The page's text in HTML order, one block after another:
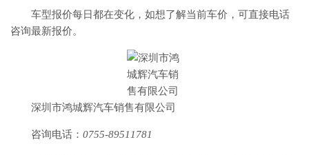
车型报价每日都在变化，如想了解当前车价，可直接电话
咨询最新报价。
深圳市鸿城辉汽车销售有限公司
咨询电话： 0755-89511781